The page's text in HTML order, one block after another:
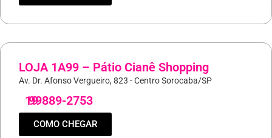
LOJA 1A99 – Pátio Cianê Shopping
Av. Dr. Afonso Vergueiro, 823 - Centro Sorocaba/SP
19
99889-2753
COMO CHEGAR